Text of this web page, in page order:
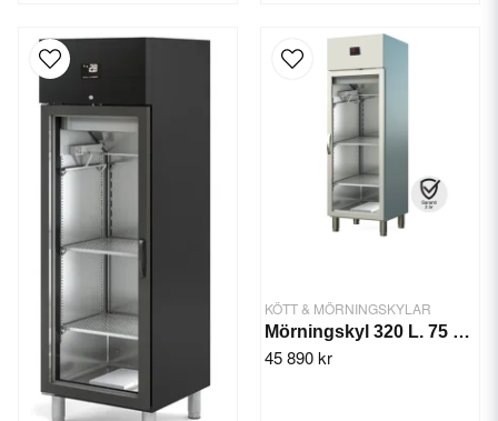
KÖTT & MÖRNINGSKYLAR
Mörningskyl 320 L. 75 kg, 488 W
45 890 kr